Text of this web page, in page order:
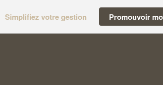
Simplifiez votre gestion Promouvoir